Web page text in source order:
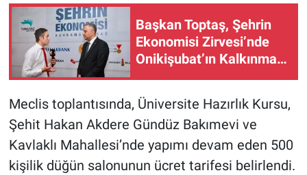
Başkan Toptaş, Şehrin
Ekonomisi Zirvesi’nde
Onikişubat’ın Kalkınma
Vizyonunu Anlattı
Meclis toplantısında, Üniversite Hazırlık Kursu,
Şehit Hakan Akdere Gündüz Bakımevi ve
Kavlaklı Mahallesi’nde yapımı devam eden 500
kişilik düğün salonunun ücret tarifesi belirlendi.